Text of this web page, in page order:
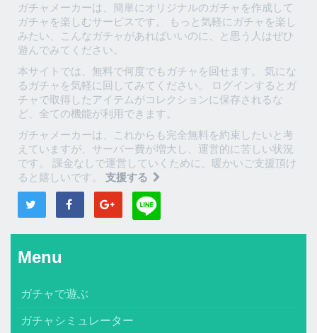
ガチャメーカーは、簡単にオリジナルのガチャを作成して
ガチャを楽しむサービスです。 もっと気軽にガチャを楽し
みたい、こんなガチャがあればいいのに、と思う人はぜひ
遊んでみてください。
本サイトでは、無料で何度でもガチャを回せます。 気にな
るガチャを気軽に回してみてください。 ログインするとガ
チャで取得したアイテムがコレクションに保存されるな
ど、全ての機能が利用できます。
ガチャメーカーは、これからも完全無料を約束したいと考
えていますが、サーバー費が増大し、運営的に苦しい状況
です。 課金なしで運営していくために、暖かいご支援頂け
ると嬉しいです。 支援する
Menu
ガチャで遊ぶ
ガチャシミュレーター